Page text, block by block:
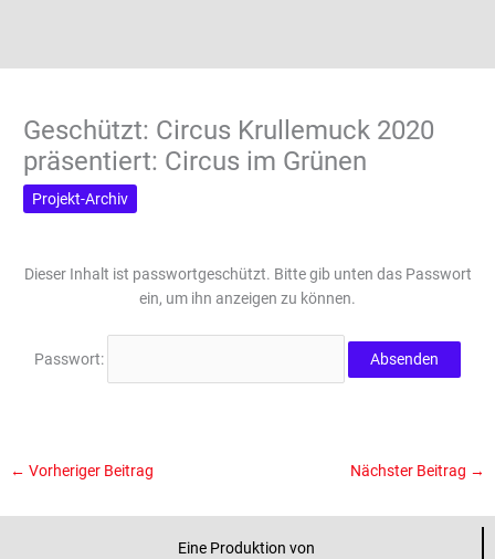
Geschützt: Circus Krullemuck 2020
präsentiert: Circus im Grünen
Projekt-Archiv
Dieser Inhalt ist passwortgeschützt. Bitte gib unten das Passwort
ein, um ihn anzeigen zu können.
Passwort:
← Vorheriger Beitrag Nächster Beitrag →
Eine Produktion von